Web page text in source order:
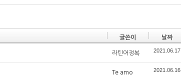
글쓴이 날짜
라틴어정복 2021.06.17
Te amo 2021.06.16